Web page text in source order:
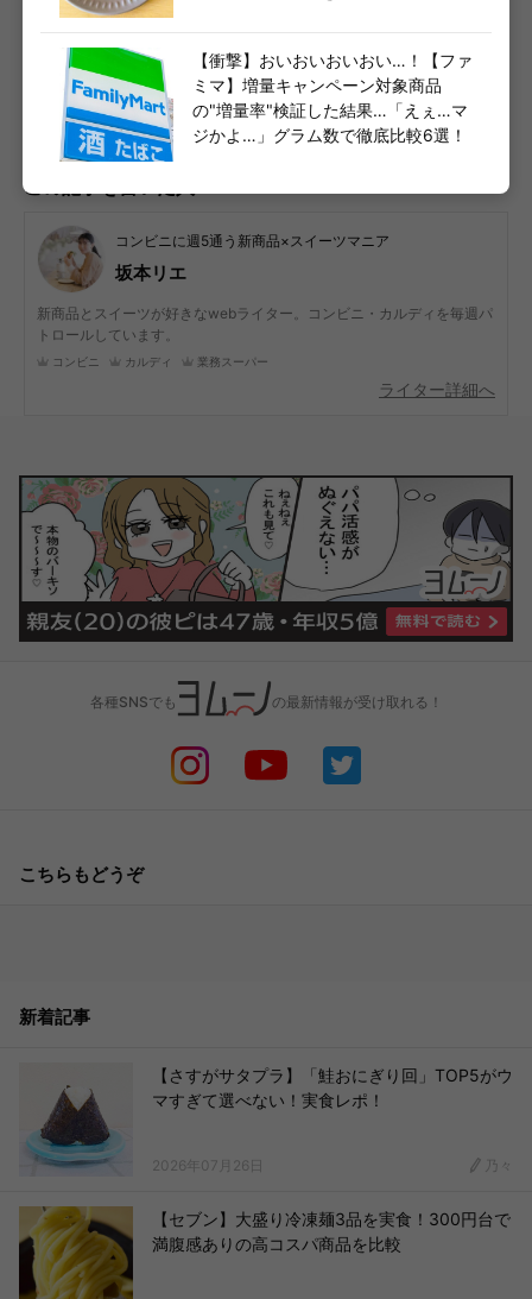
【セブン・ローソン・ファミマ横断】気になる今週の
話題スイーツ更新中
コンビニまとめはこちら
この記事を書いた人
コンビニに週5通う新商品×スイーツマニア
坂本リエ
新商品とスイーツが好きなwebライター。コンビニ・カルディを毎週パ
トロールしています。
コンビニ カルディ 業務スーパー
ライター詳細へ
【衝撃】おいおいおいおい…！【ファ
ミマ】増量キャンペーン対象商品
の"増量率"検証した結果…「えぇ…マ
ジかよ…」グラム数で徹底比較6選！
各種SNSでも の最新情報が受け取れる！
こちらもどうぞ
新着記事
【さすがサタプラ】「鮭おにぎり回」TOP5がウ
マすぎて選べない！実食レポ！
2026年07月26日 乃々
【セブン】大盛り冷凍麺3品を実食！300円台で
満腹感ありの高コスパ商品を比較